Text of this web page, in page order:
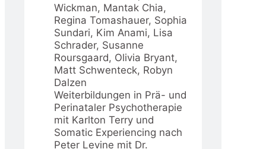
Wickman, Mantak Chia,
Regina Tomashauer, Sophia
Sundari, Kim Anami, Lisa
Schrader, Susanne
Roursgaard, Olivia Bryant,
Matt Schwenteck, Robyn
Dalzen
Weiterbildungen in Prä- und
Perinataler Psychotherapie
mit Karlton Terry und
Somatic Experiencing nach
Peter Levine mit Dr.